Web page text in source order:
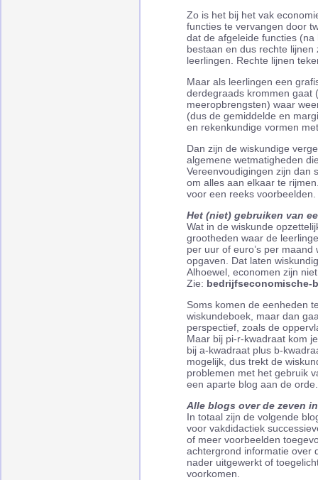
Zo is het bij het vak
functies te vervangen door
dat de afgeleide functies
bestaan en dus rechte
leerlingen. Rechte lijnen
Maar als leerlingen een
derdegraads krommen gaat
meeropbrengsten) waar
(dus de gemiddelde en
en rekenkundige vormen
Dan zijn de wiskundige
algemene wetmatigheden
Vereenvoudigingen zijn dan
om alles aan elkaar te
voor een reeks voorbeelden.
Het (niet) gebruiken van
Wat in de wiskunde
grootheden waar de
per uur of euro’s per
opgaven. Dat laten
Alhoewel, economen zijn
Zie: bedrijfseconomische-
Soms komen de eenheden
wiskundeboek, maar dan
perspectief, zoals de
Maar bij pi-r-kwadraat kom
bij a-kwadraat plus b-
mogelijk, dus trekt de
problemen met het gebruik
een aparte blog aan de orde.
Alle blogs over de zeven
In totaal zijn de volgende
voor vakdidactiek
of meer voorbeelden
achtergrond informatie over
nader uitgewerkt of
voorkomen.